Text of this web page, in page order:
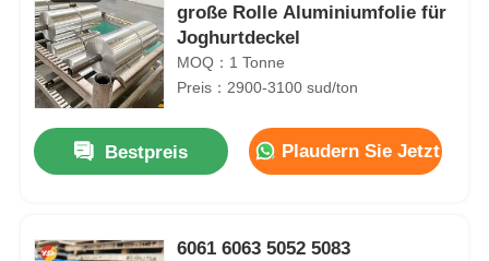
große Rolle Aluminiumfolie für
Joghurtdeckel
MOQ：1 Tonne
Preis：2900-3100 sud/ton
Bestpreis Plaudern Sie Jetzt
6061 6063 5052 5083